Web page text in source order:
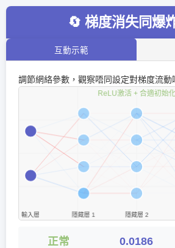
🔄 梯度消失同爆
互動示範
調節網絡參數，觀察唔同設定對梯度流動
正常 0.0154